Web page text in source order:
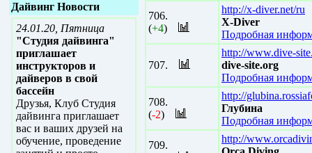
Дайвинг Новости
24.01.20, Пятница
"Студия дайвинга"
приглашает
инструкторов и
дайверов в свой
бассейн
Друзья, Клуб Студия
дайвинга приглашает
вас и ваших друзей на
обучение, проведение
706.
(+4)
http://x-diver.net/ru
X-Diver
Подробная
707.
http://www.dive-
dive-site.org
Подробная
708.
(-2)
http://
Глубина
Подробная
709.
http://